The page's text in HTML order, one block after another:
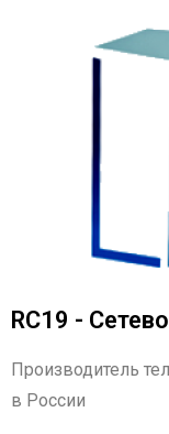
RC19 -
Производитель
в России